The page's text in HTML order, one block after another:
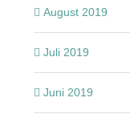
August 2019
Juli 2019
Juni 2019